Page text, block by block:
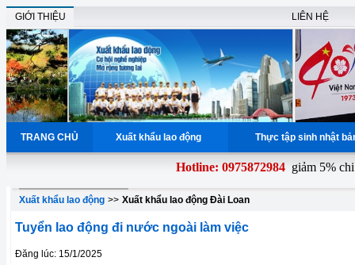
GIỚI THIỆU LIÊN HỆ
TRANG CHỦ Xuất khẩu lao động Thực tập sinh nhật
Hotline: 0975872984giảm 5% chi
Xuất khẩu lao động >> Xuất khẩu lao động Đài Loan
Tuyển lao động đi nước ngoài làm việc
Đăng lúc: 15/1/2025